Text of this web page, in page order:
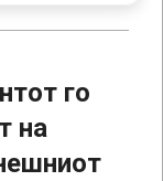
го
на